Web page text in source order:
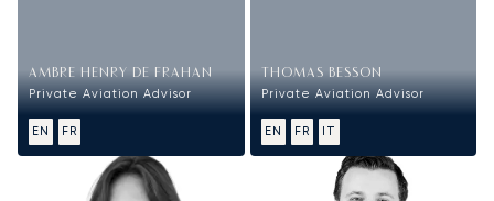
AMBRE HENRY DE FRAHAN
Private Aviation Advisor
EN FR
THOMAS BESSON
Private Aviation Advisor
EN FR IT